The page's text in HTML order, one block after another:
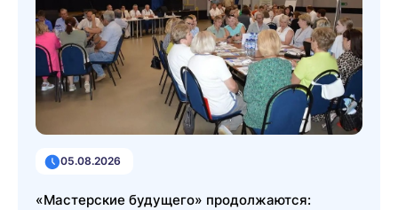
05.08.2026
«Мастерские будущего» продолжаются: